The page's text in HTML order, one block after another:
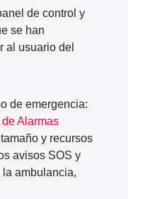
de control y
se han
al usuario del
de emergencia:
Alarmas
y recursos
avisos SOS y
ambulancia,